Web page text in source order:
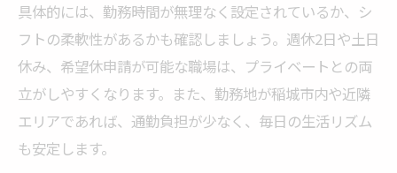
の選び方
稲城で未経験からドライバーを目指す際の
ポイント
サポート充実のドライバー求人で安心スタ
ート
具体的には、勤務時間が無理なく設定されているか、シ
フトの柔軟性があるかも確認しましょう。週休2日や土日
休み、希望休申請が可能な職場は、プライベートとの両
立がしやすくなります。また、勤務地が稲城市内や近隣
エリアであれば、通勤負担が少なく、毎日の生活リズム
も安定します。